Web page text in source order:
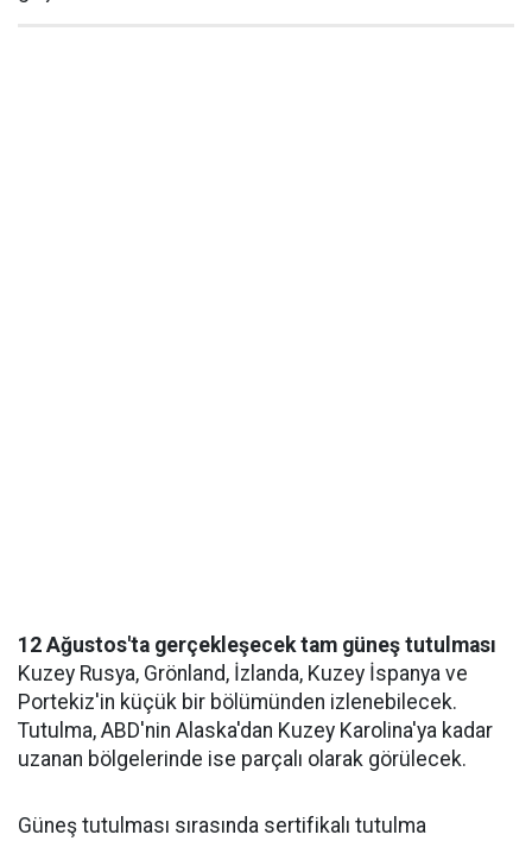
12 Ağustos'ta gerçekleşecek tam güneş tutulması
Kuzey Rusya, Grönland, İzlanda, Kuzey İspanya ve
Portekiz'in küçük bir bölümünden izlenebilecek.
Tutulma, ABD'nin Alaska'dan Kuzey Karolina'ya kadar
uzanan bölgelerinde ise parçalı olarak görülecek.
Güneş tutulması sırasında sertifikalı tutulma